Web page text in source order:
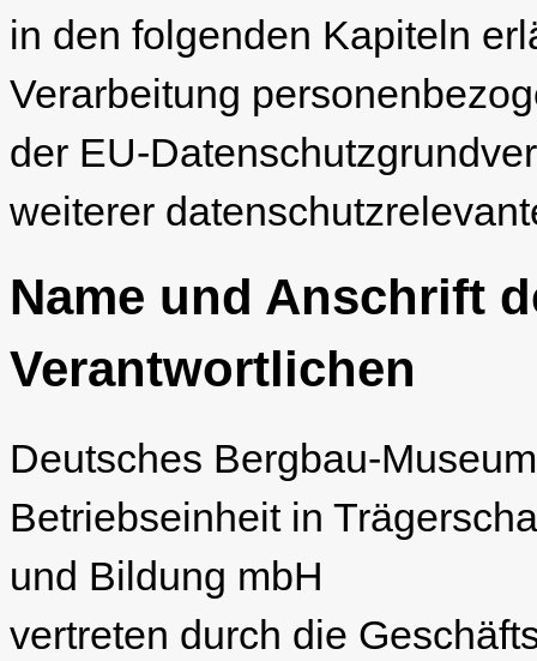
in den folgenden Kapiteln
Verarbeitung
der EU-
weiterer
Name und Anschrift
Verantwortlichen
Deutsches Bergbau-
Betriebseinheit in
und Bildung mbH
vertreten durch die